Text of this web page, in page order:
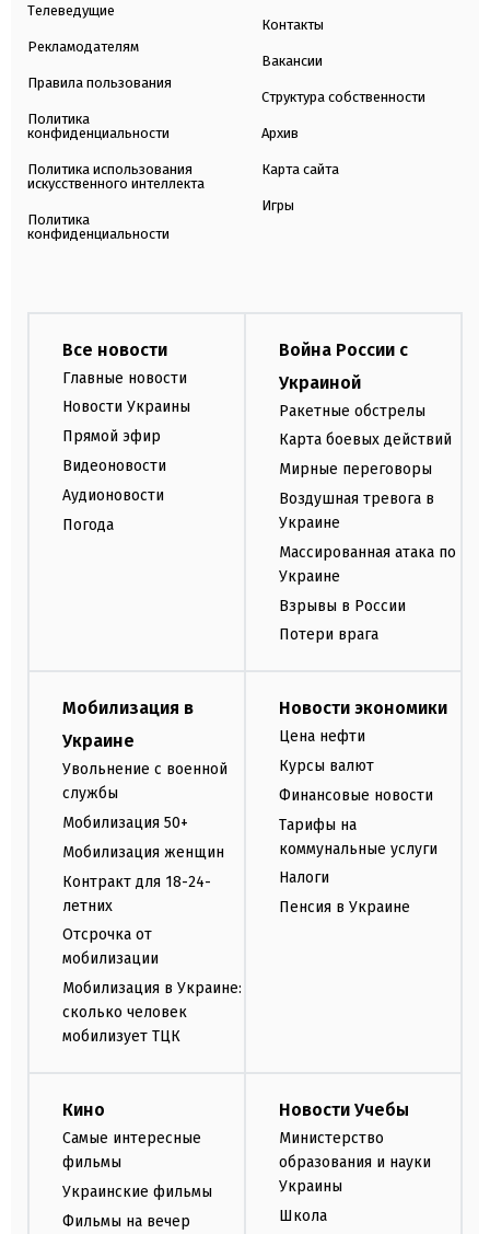
Телеведущие
Рекламодателям
Правила пользования
Политика
конфиденциальности
Политика использования
искусственного интеллекта
Политика
конфиденциальности
Контакты
Вакансии
Структура собственности
Архив
Карта сайта
Игры
Все новости
Главные новости
Новости Украины
Прямой эфир
Видеоновости
Аудионовости
Погода
Война России с
Украиной
Ракетные обстрелы
Карта боевых действий
Мирные переговоры
Воздушная тревога в
Украине
Массированная атака по
Украине
Взрывы в России
Потери врага
Мобилизация в
Украине
Увольнение с военной
службы
Мобилизация 50+
Мобилизация женщин
Контракт для 18-24-
летних
Отсрочка от
мобилизации
Мобилизация в Украине:
сколько человек
мобилизует ТЦК
Новости экономики
Цена нефти
Курсы валют
Финансовые новости
Тарифы на
коммунальные услуги
Налоги
Пенсия в Украине
Кино
Самые интересные
фильмы
Украинские фильмы
Фильмы на вечер
Новости Учебы
Министерство
образования и науки
Украины
Школа